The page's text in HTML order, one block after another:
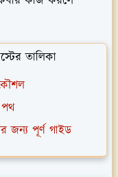
তালিকা
পথ
জন্য পূর্ণ গাইড